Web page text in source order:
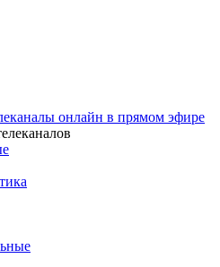
онлайн в прямом эфире